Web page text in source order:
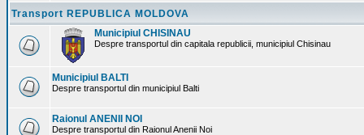
Transport REPUBLICA MOLDOVA
Municipiul CHISINAU
Despre transportul din capitala republicii, municipiul Chisinau
Municipiul BALTI
Despre transportul din municipiul Balti
Raionul ANENII NOI
Despre transportul din Raionul Anenii Noi